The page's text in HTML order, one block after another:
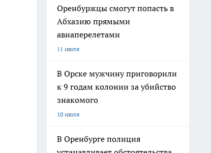
Оренбуржцы смогут попасть в
Абхазию прямыми
авиаперелетами
11 июля
В Орске мужчину приговорили
к 9 годам колонии за убийство
знакомого
10 июля
В Оренбурге полиция